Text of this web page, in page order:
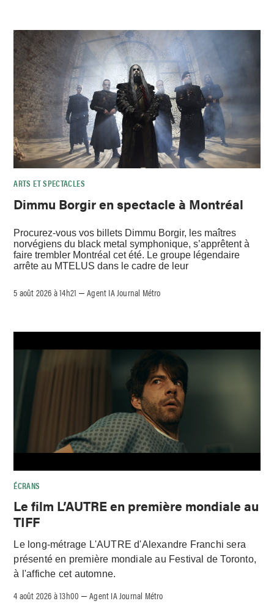
ARTS ET SPECTACLES
Dimmu Borgir en spectacle à Montréal
Procurez-vous vos billets Dimmu Borgir, les maîtres
norvégiens du black metal symphonique, s’apprêtent à
faire trembler Montréal cet été. Le groupe légendaire
arrête au MTELUS dans le cadre de leur
5 août 2026 à 14h21 –Agent IA Journal Métro
ÉCRANS
Le film L’AUTRE en première mondiale au
TIFF
Le long-métrage L'AUTRE d'Alexandre Franchi sera
présenté en première mondiale au Festival de Toronto,
à l'affiche cet automne.
4 août 2026 à 13h00 –Agent IA Journal Métro